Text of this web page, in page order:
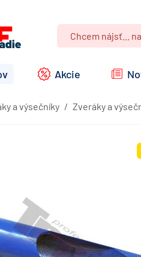
Akcie
a výsečníky Zveráky a